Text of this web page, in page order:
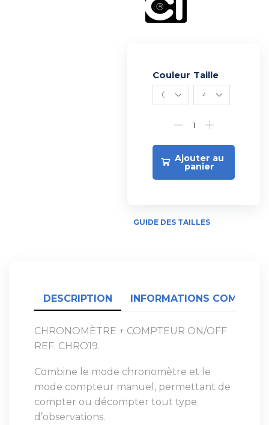
Couleur Taille
Ajouter au
panier
Alternative:
GUIDE DES TAILLES
DESCRIPTION INFORMATIONS
CHRONOMÈTRE + COMPTEUR ON/OFF
REF. CHRO19.
Combine le mode chronomètre et le
mode compteur manuel, permettant de
compter ou décompter tout type
d’observations.